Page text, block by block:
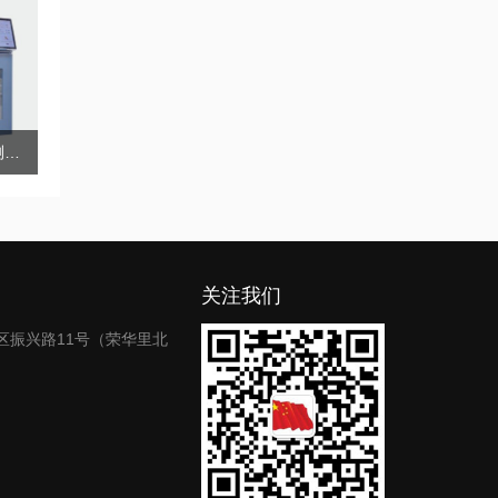
重油四组分自动分析测定系统
振兴路11号（荣华里北
关注我们